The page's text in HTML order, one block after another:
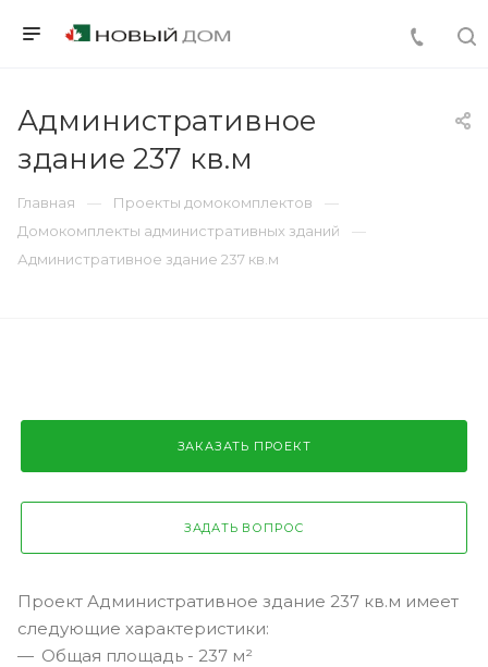
Административное
здание 237 кв.м
Главная
Проекты домокомплектов
Домокомплекты административных зданий
Административное здание 237 кв.м
ЗАКАЗАТЬ ПРОЕКТ
ЗАДАТЬ ВОПРОС
Проект Административное здание 237 кв.м имеет
следующие характеристики:
Общая площадь - 237 м²